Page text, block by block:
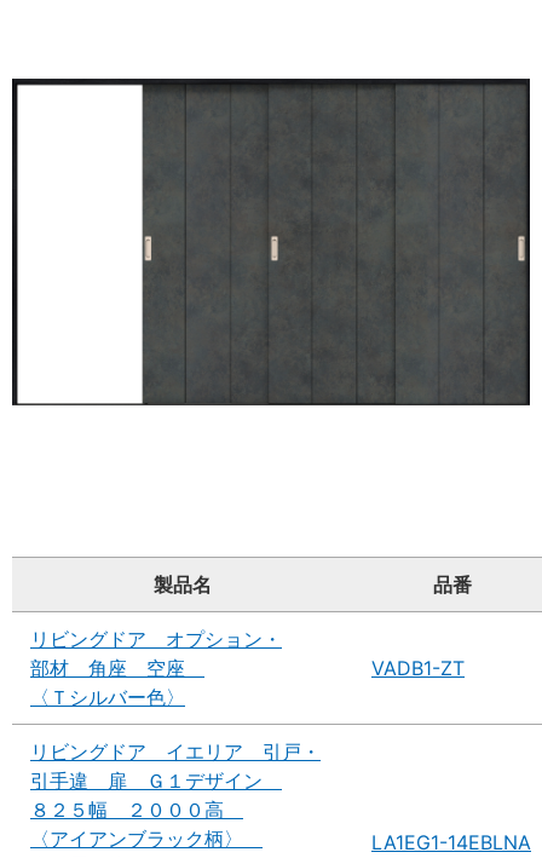
製品名 品番
リビングドア オプション・
部材 角座 空座
〈Ｔシルバー色〉
VADB1-ZT
リビングドア イエリア 引戸・
引手違 扉 Ｇ１デザイン
８２５幅 ２０００高
〈アイアンブラック柄〉
LA1EG1-14EBLNA